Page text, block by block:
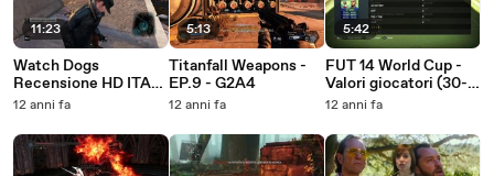
11:23
Watch Dogs
Recensione HD ITA
Spaziogames.it
12 anni fa
5:13
Titanfall Weapons -
EP.9 - G2A4
12 anni fa
5:42
FUT 14 World Cup -
Valori giocatori (30-
21)
12 anni fa